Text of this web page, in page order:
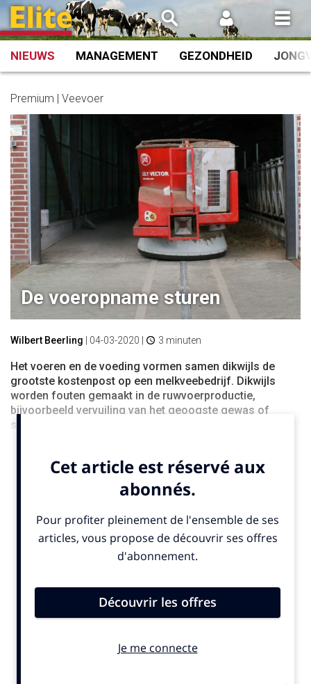
Spring
naar
inhoud
NIEUWS MANAGEMENT GEZONDHEID
Premium | Veevoer
De voeropname sturen
Wilbert Beerling 04-03-2020 3 minuten
Het voeren en de voeding vormen samen dikwijls de
grootste kostenpost op een melkveebedrijf. Dikwijls
worden fouten gemaakt in de ruwvoerproductie,
bijvoorbeeld vervuiling van het geoogste gewas of
slechte conservering.